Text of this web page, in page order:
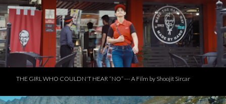
THE GIRL WHO COULDN'T HEAR “NO” --- A Film by Shoojit Sircar